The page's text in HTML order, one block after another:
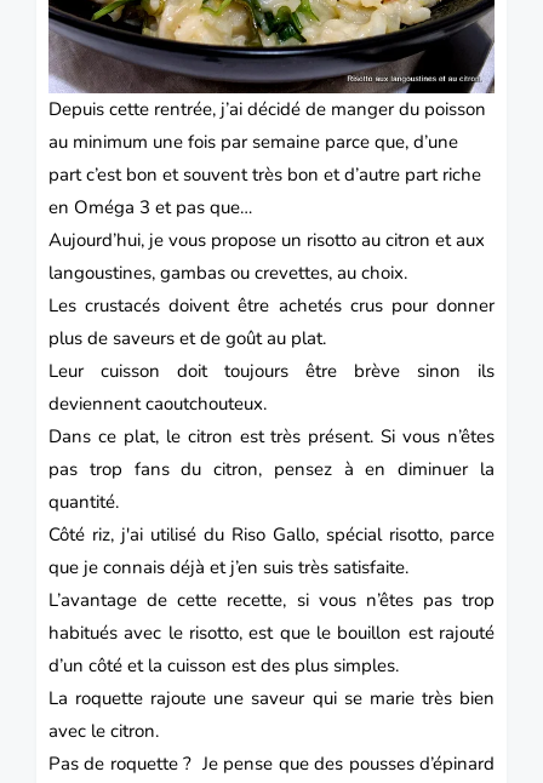
Depuis cette rentrée, j’ai décidé de manger du poisson
au minimum une fois par semaine parce que, d’une
part c’est bon et souvent très bon et d’autre part riche
en Oméga 3 et pas que…
Aujourd’hui, je vous propose un risotto au citron et aux
langoustines, gambas ou crevettes, au choix.
Les crustacés doivent être achetés crus pour donner
plus de saveurs et de goût au plat.
Leur cuisson doit toujours être brève sinon ils
deviennent caoutchouteux.
Dans ce plat, le citron est très présent. Si vous n’êtes
pas trop fans du citron, pensez à en diminuer la
quantité.
Côté riz, j'ai utilisé du Riso Gallo, spécial risotto, parce
que je connais déjà et j’en suis très satisfaite.
L’avantage de cette recette, si vous n’êtes pas trop
habitués avec le risotto, est que le bouillon est rajouté
d’un côté et la cuisson est des plus simples.
La roquette rajoute une saveur qui se marie très bien
avec le citron.
Pas de roquette ? Je pense que des pousses d’épinard